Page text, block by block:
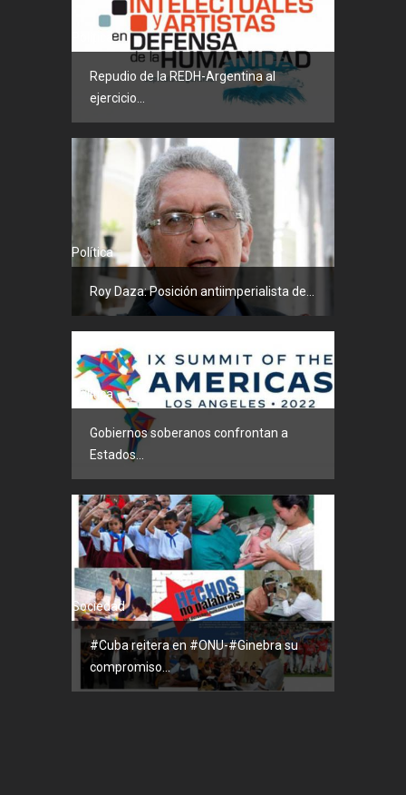
Política
Repudio de la REDH-Argentina al
ejercicio...
Política
Roy Daza: Posición antiimperialista de...
Política
Gobiernos soberanos confrontan a
Estados...
Sociedad
#Cuba reitera en #ONU-#Ginebra su
compromiso...